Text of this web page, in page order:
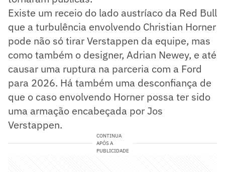
Existe um receio do lado austríaco da Red Bull
que a turbulência envolvendo Christian Horner
pode não só tirar Verstappen da equipe, mas
como também o designer, Adrian Newey, e até
causar uma ruptura na parceria com a Ford
para 2026. Há também uma desconfiança de
que o caso envolvendo Horner possa ter sido
uma armação encabeçada por Jos
Verstappen.
CONTINUA
APÓS A
PUBLICIDADE